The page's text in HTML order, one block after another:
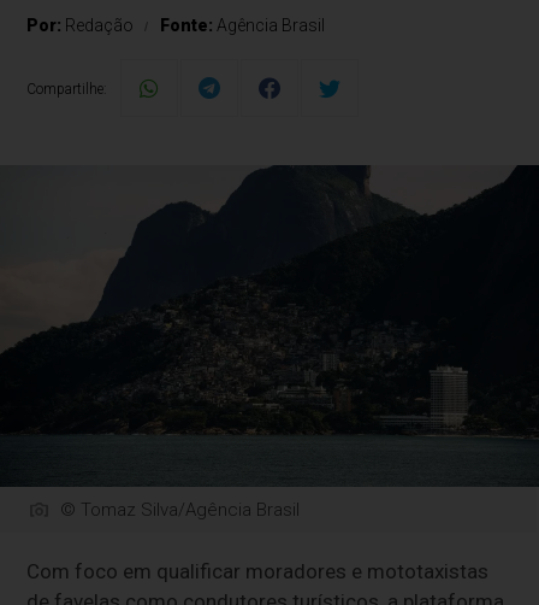
Por: Redação Fonte: Agência Brasil
Compartilhe:
© Tomaz Silva/Agência Brasil
Com foco em qualificar moradores e mototaxistas